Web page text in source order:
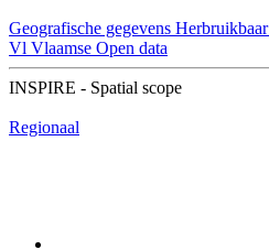
Geografische gegevens Herbruikbaar
Vl Vlaamse Open data
INSPIRE - Spatial scope
Regionaal